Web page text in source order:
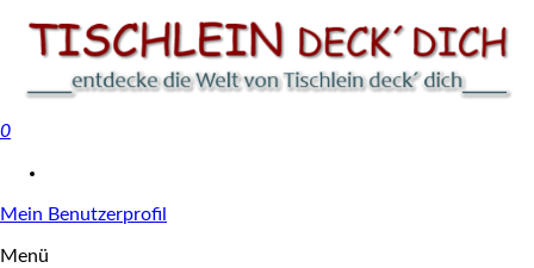
0
Mein Benutzerprofil
Menü